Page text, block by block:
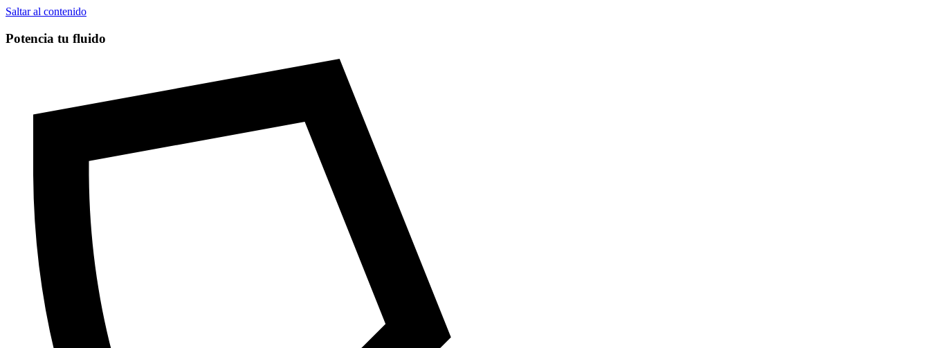
Saltar al contenido
Potencia tu fluido